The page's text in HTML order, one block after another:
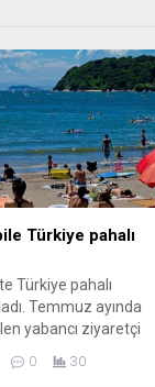
Türkiye pahalı
Türkiye pahalı
Temmuz ayında
yabancı ziyaretçi
gösterdi.
0 30